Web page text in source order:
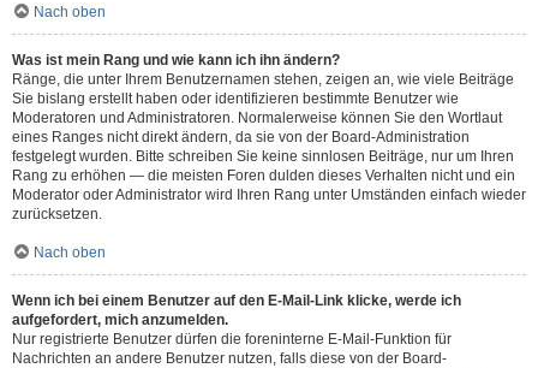
Nach oben
Was ist mein Rang und wie kann ich ihn ändern?
Ränge, die unter Ihrem Benutzernamen stehen, zeigen an, wie viele Beiträge
Sie bislang erstellt haben oder identifizieren bestimmte Benutzer wie
Moderatoren und Administratoren. Normalerweise können Sie den Wortlaut
eines Ranges nicht direkt ändern, da sie von der Board-Administration
festgelegt wurden. Bitte schreiben Sie keine sinnlosen Beiträge, nur um Ihren
Rang zu erhöhen — die meisten Foren dulden dieses Verhalten nicht und ein
Moderator oder Administrator wird Ihren Rang unter Umständen einfach wieder
zurücksetzen.
Nach oben
Wenn ich bei einem Benutzer auf den E-Mail-Link klicke, werde ich
aufgefordert, mich anzumelden.
Nur registrierte Benutzer dürfen die foreninterne E-Mail-Funktion für
Nachrichten an andere Benutzer nutzen, falls diese von der Board-